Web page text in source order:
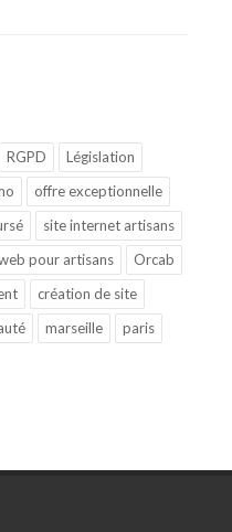
RGPD
Législation
offre exceptionnelle
site internet artisans
pour artisans
Orcab
création de site
marseille
paris